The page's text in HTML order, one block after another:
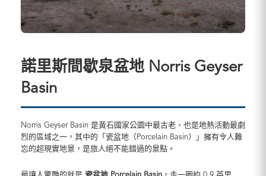
諾里斯間歇泉盆地 Norris Geyser
Basin
Norris Geyser Basin 是黃石國家公園中最古老、也是地熱活動最劇
烈的區域之一，其中的「瓷盆地（Porcelain Basin）」擁有令人難
忘的超現實地景，是旅人絕不能錯過的景點。